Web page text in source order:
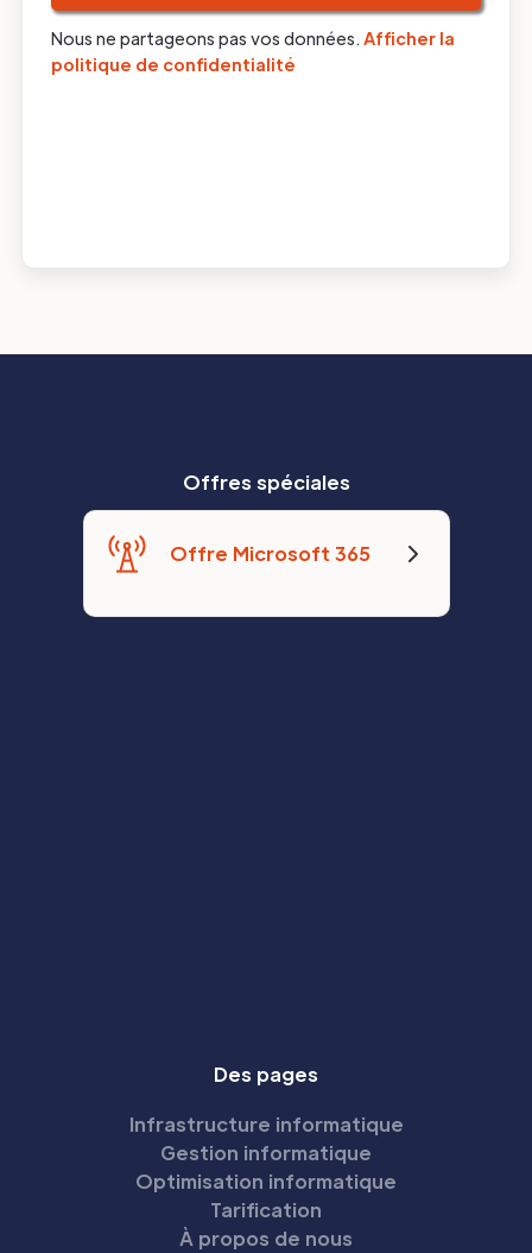
Nous ne partageons pas vos données. Afficher la
politique de confidentialité
Des pages
Infrastructure informatique
Gestion informatique
Optimisation informatique
Tarification
À propos de nous
Offres spéciales
Offre Microsoft 365